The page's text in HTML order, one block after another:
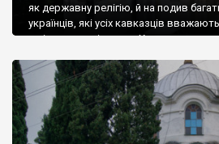
як державну релігію, й на подив
українців, які усіх кавказців
є відданими вірянами Христа